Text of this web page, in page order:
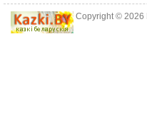
Copyright © 2026